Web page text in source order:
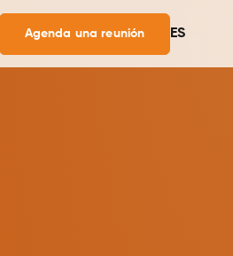
Agenda una reunión ES